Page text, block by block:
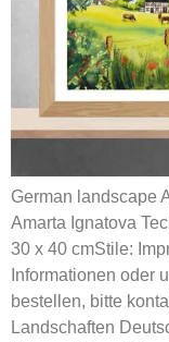
German landscape
Amarta Ignatova
30 x 40 cmStile:
Informationen oder
bestellen, bitte
Landschaften